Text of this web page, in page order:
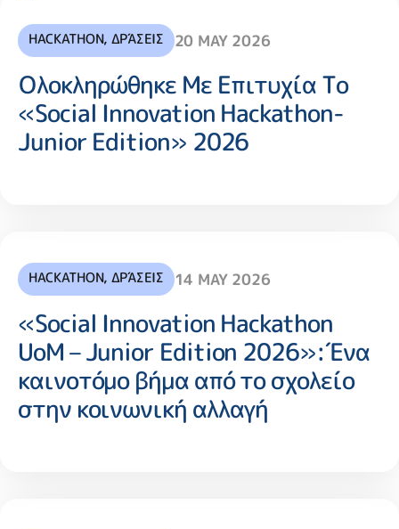
HACKATHON, ΔΡΆΣΕΙΣ 20 MAY 2026
Ολοκληρώθηκε Με Επιτυχία Το
«Social Innovation Hackathon-
Junior Edition» 2026
HACKATHON, ΔΡΆΣΕΙΣ 14 MAY 2026
«Social Innovation Hackathon
UoM – Junior Edition 2026»:Ένα
καινοτόμο βήμα από το σχολείο
στην κοινωνική αλλαγή